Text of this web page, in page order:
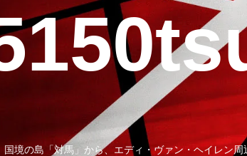
国境の島「対馬」から、エディ・ヴァン・ヘイレン